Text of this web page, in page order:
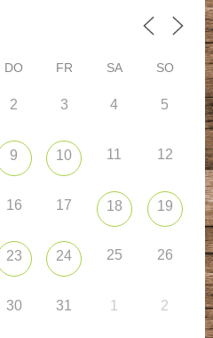
DO FR SA SO
2 3 4 5
9 10 11 12
16 17 18 19
23 24 25 26
30 31 1 2